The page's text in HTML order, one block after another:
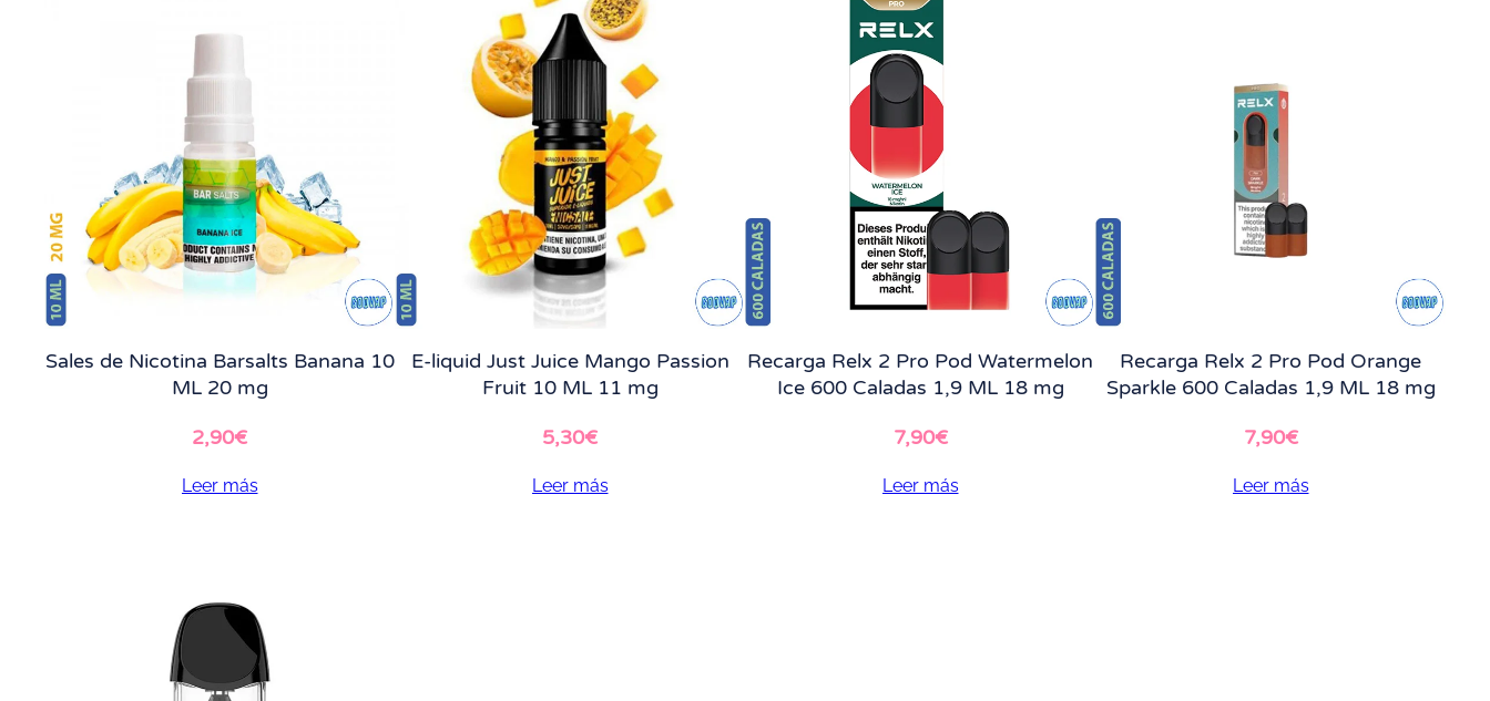
Sales de Nicotina Barsalts Banana 10
ML 20 mg
2,90€
Leer más
E-liquid Just Juice Mango Passion
Fruit 10 ML 11 mg
5,30€
Leer más
Recarga Relx 2 Pro Pod Watermelon
Ice 600 Caladas 1,9 ML 18 mg
7,90€
Leer más
Recarga Relx 2 Pro Pod Orange
Sparkle 600 Caladas 1,9 ML 18 mg
7,90€
Leer más